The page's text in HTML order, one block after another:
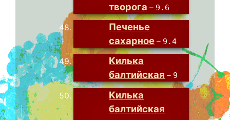
творога – 9.6
Печенье
сахарное – 9.4
Килька
балтийская – 9
Килька
балтийская